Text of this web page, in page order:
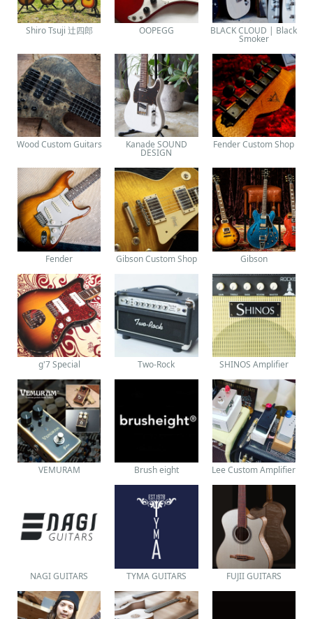
Shiro Tsuji 辻四郎 OOPEGG BLACK CLOUD | Black
Smoker
Wood Custom Guitars Kanade SOUND
DESIGN
Fender Custom Shop
Fender Gibson Custom Shop Gibson
g'7 Special Two-Rock SHINOS Amplifier
VEMURAM Brush eight Lee Custom Amplifier
NAGI GUITARS TYMA GUITARS FUJII GUITARS